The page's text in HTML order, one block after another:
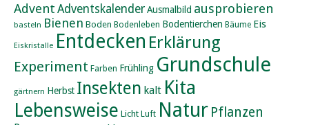
Advent AdventskalenderAusmalbild ausprobieren
basteln Bienen Boden Bodenleben Bodentierchen Bäume Eis
Eiskristalle Entdecken Erklärung
Experiment Farben Frühling Grundschule
gärtnern Herbst Insekten kalt Kita
Lebensweise Licht Luft Natur Pflanzen